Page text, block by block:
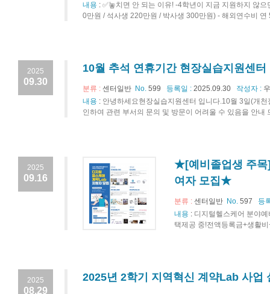
내용 : ✅놓치면 안 되는 이유! -4학년이 지금 지원하지 않
0만원 / 석사생 220만원 / 박사생 300만원) - 해외연수비
2025
09.30
10월 추석 연휴기간 현장실습지원센
분류 : 센터일반 No. 599 등록일 : 2025.09.30 작성자 :
내용 : 안녕하세요현장실습지원센터 입니다.10월 3일(개
인하여 관련 부서의 문의 및 방문이 어려울 수 있음을 안
2025
09.16
★[예비졸업생 주목
여자 모집★
분류 : 센터일반 No. 597
등
내용 : 디지털헬스케어 분야
택제공 중!전액등록금+생활
2025
08.29
2025년 2학기 지역혁신 계약Lab 사업